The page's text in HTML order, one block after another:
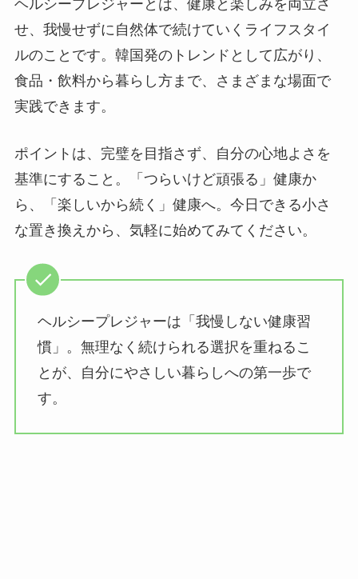
ヘルシープレジャーとは、健康と楽しみを両立さ
せ、我慢せずに自然体で続けていくライフスタイ
ルのことです。韓国発のトレンドとして広がり、
食品・飲料から暮らし方まで、さまざまな場面で
実践できます。
ポイントは、完璧を目指さず、自分の心地よさを
基準にすること。「つらいけど頑張る」健康か
ら、「楽しいから続く」健康へ。今日できる小さ
な置き換えから、気軽に始めてみてください。
ヘルシープレジャーは「我慢しない健康習
慣」。無理なく続けられる選択を重ねるこ
とが、自分にやさしい暮らしへの第一歩で
す。